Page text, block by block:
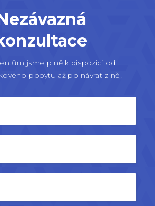
jsme plně k dispozici od
pobytu až po návrat z něj.